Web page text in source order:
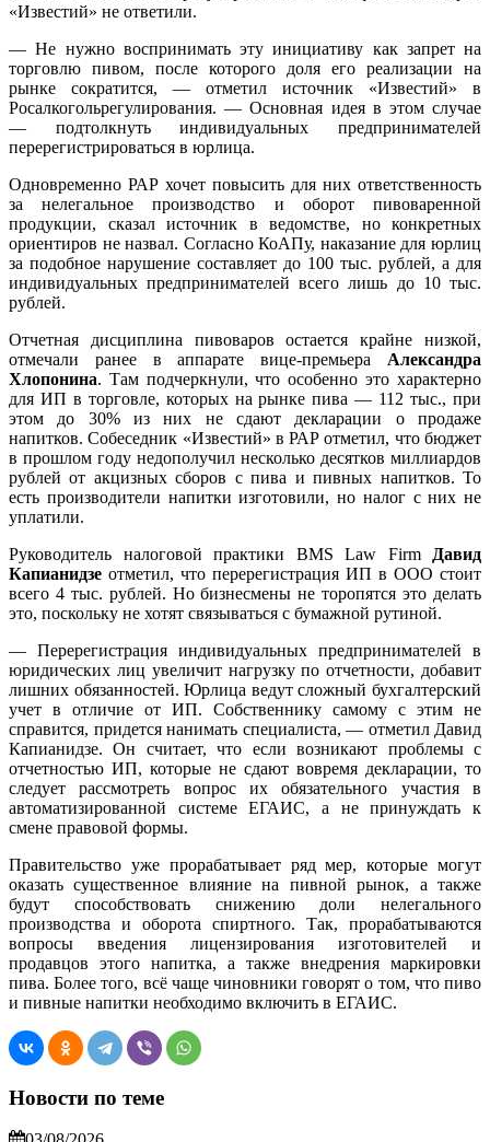
«Известий» не ответили.
— Не нужно воспринимать эту инициативу как запрет на
торговлю пивом, после которого доля его реализации на
рынке сократится, — отметил источник «Известий» в
Росалкогольрегулирования. — Основная идея в этом случае
— подтолкнуть индивидуальных предпринимателей
перерегистрироваться в юрлица.
Одновременно РАР хочет повысить для них ответственность
за нелегальное производство и оборот пивоваренной
продукции, сказал источник в ведомстве, но конкретных
ориентиров не назвал. Согласно КоАПу, наказание для юрлиц
за подобное нарушение составляет до 100 тыс. рублей, а для
индивидуальных предпринимателей всего лишь до 10 тыс.
рублей.
Отчетная дисциплина пивоваров остается крайне низкой,
отмечали ранее в аппарате вице-премьера Александра
Хлопонина. Там подчеркнули, что особенно это характерно
для ИП в торговле, которых на рынке пива — 112 тыс., при
этом до 30% из них не сдают декларации о продаже
напитков. Собеседник «Известий» в РАР отметил, что бюджет
в прошлом году недополучил несколько десятков миллиардов
рублей от акцизных сборов с пива и пивных напитков. То
есть производители напитки изготовили, но налог с них не
уплатили.
Руководитель налоговой практики BMS Law Firm
Давид
Капианидзе отметил, что перерегистрация ИП в ООО стоит
всего 4 тыс. рублей. Но бизнесмены не торопятся это делать
это, поскольку не хотят связываться с бумажной рутиной.
— Перерегистрация индивидуальных предпринимателей в
юридических лиц увеличит нагрузку по отчетности, добавит
лишних обязанностей. Юрлица ведут сложный бухгалтерский
учет в отличие от ИП. Собственнику самому с этим не
справится, придется нанимать специалиста, — отметил Давид
Капианидзе. Он считает, что если возникают проблемы с
отчетностью ИП, которые не сдают вовремя декларации, то
следует рассмотреть вопрос их обязательного участия в
автоматизированной системе ЕГАИС, а не принуждать к
смене правовой формы.
Правительство уже прорабатывает ряд мер, которые могут
оказать существенное влияние на пивной рынок, а также
будут способствовать снижению доли нелегального
производства и оборота спиртного. Так, прорабатываются
вопросы введения лицензирования изготовителей и
продавцов этого напитка, а также внедрения маркировки
пива. Более того, всё чаще чиновники говорят о том, что пиво
и пивные напитки необходимо включить в ЕГАИС.
Новости по теме